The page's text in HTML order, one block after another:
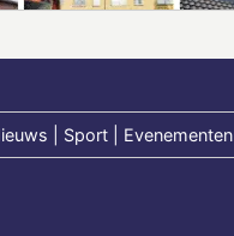
| Sport | Evenementen